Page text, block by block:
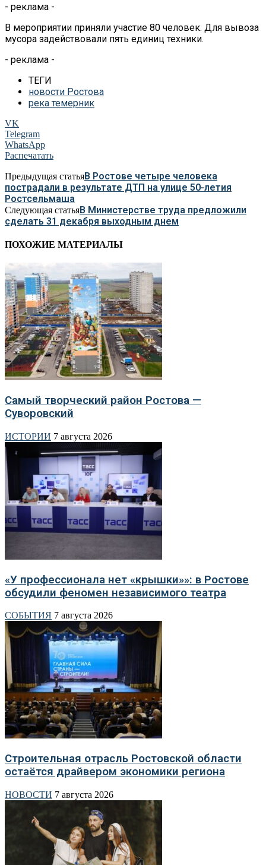
- реклама -
В мероприятии приняли участие 80 человек. Для вывоза
мусора задействовали пять единиц техники.
- реклама -
ТЕГИ
новости Ростова
река темерник
VK
Telegram
WhatsApp
Распечатать
Предыдущая статьяВ Ростове четыре человека
пострадали в результате ДТП на улице 50-летия
Ростсельмаша
Следующая статьяВ Министерстве труда предложили
сделать 31 декабря выходным днем
ПОХОЖИЕ МАТЕРИАЛЫ
Самый творческий район Ростова —
Суворовский
ИСТОРИИ 7 августа 2026
«У профессионала нет «крышки»»: в Ростове
обсудили феномен независимого театра
СОБЫТИЯ 7 августа 2026
Строительная отрасль Ростовской области
остаётся драйвером экономики региона
НОВОСТИ 7 августа 2026